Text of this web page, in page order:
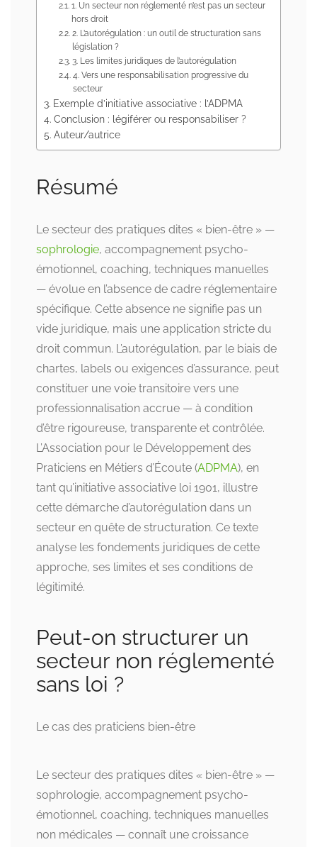
1. Un secteur non réglementé n’est pas un secteur
hors droit
2. L’autorégulation : un outil de structuration sans
législation ?
3. Les limites juridiques de l’autorégulation
4. Vers une responsabilisation progressive du
secteur
Exemple d’initiative associative : l’ADPMA
Conclusion : légiférer ou responsabiliser ?
Auteur/autrice
Résumé
Le secteur des pratiques dites « bien-être » —
sophrologie, accompagnement psycho-
émotionnel, coaching, techniques manuelles
— évolue en l’absence de cadre réglementaire
spécifique. Cette absence ne signifie pas un
vide juridique, mais une application stricte du
droit commun. L’autorégulation, par le biais de
chartes, labels ou exigences d’assurance, peut
constituer une voie transitoire vers une
professionnalisation accrue — à condition
d’être rigoureuse, transparente et contrôlée.
L’Association pour le Développement des
Praticiens en Métiers d’Écoute (ADPMA), en
tant qu’initiative associative loi 1901, illustre
cette démarche d’autorégulation dans un
secteur en quête de structuration. Ce texte
analyse les fondements juridiques de cette
approche, ses limites et ses conditions de
légitimité.
Peut-on structurer un
secteur non réglementé
sans loi ?
Le cas des praticiens bien-être
Le secteur des pratiques dites « bien-être » —
sophrologie, accompagnement psycho-
émotionnel, coaching, techniques manuelles
non médicales — connaît une croissance